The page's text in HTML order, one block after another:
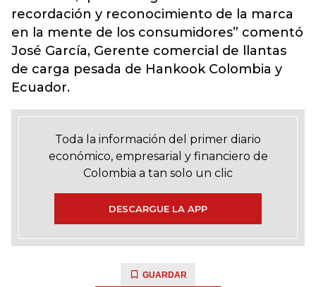
recordación y reconocimiento de la marca
en la mente de los consumidores” comentó
José García, Gerente comercial de llantas
de carga pesada de Hankook Colombia y
Ecuador.
Toda la información del primer diario
económico, empresarial y financiero de
Colombia a tan solo un clic
DESCARGUE LA APP
GUARDAR